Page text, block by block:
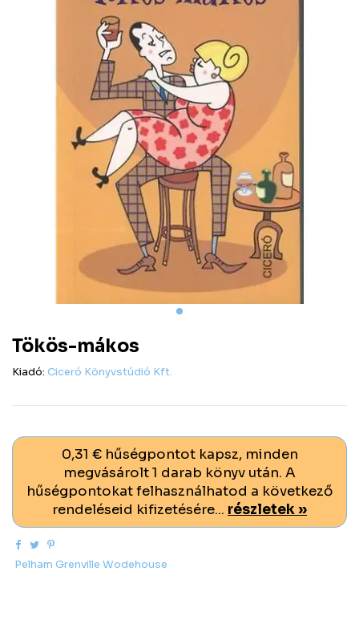
Tökös-mákos
Kiadó: Ciceró Könyvstúdió Kft.
0,31 € hűségpontot kapsz, minden
megvásárolt 1 darab könyv után. A
hűségpontokat felhasználhatod a következő
rendeléseid kifizetésére... részletek »
Pelham Grenville Wodehouse